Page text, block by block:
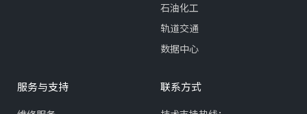
石油化工
轨道交通
数据中心
服务与支持 联系方式